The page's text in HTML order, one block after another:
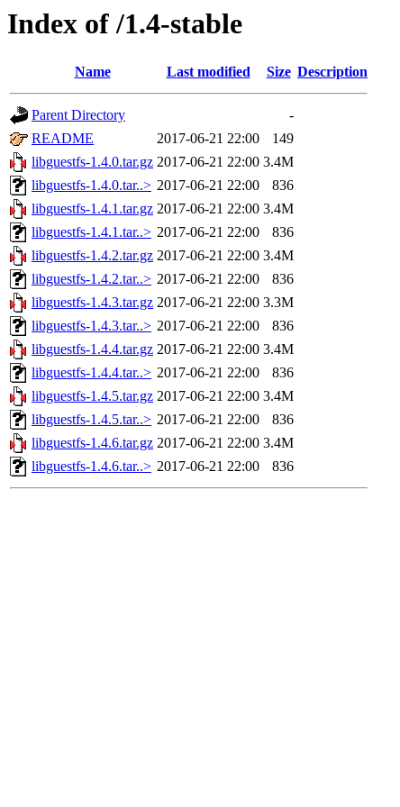
Index of /1.4-stable
Name Last modified Size Description
Parent Directory
-
README
2017-06-21 22:00
149
libguestfs-1.4.0.tar.gz 2017-06-21 22:00 3.4M
libguestfs-1.4.0.tar..> 2017-06-21 22:00
836
libguestfs-1.4.1.tar.gz 2017-06-21 22:00 3.4M
libguestfs-1.4.1.tar..> 2017-06-21 22:00
836
libguestfs-1.4.2.tar.gz 2017-06-21 22:00 3.4M
libguestfs-1.4.2.tar..> 2017-06-21 22:00
836
libguestfs-1.4.3.tar.gz 2017-06-21 22:00 3.3M
libguestfs-1.4.3.tar..> 2017-06-21 22:00
836
libguestfs-1.4.4.tar.gz 2017-06-21 22:00 3.4M
libguestfs-1.4.4.tar..> 2017-06-21 22:00
836
libguestfs-1.4.5.tar.gz 2017-06-21 22:00 3.4M
libguestfs-1.4.5.tar..> 2017-06-21 22:00
836
libguestfs-1.4.6.tar.gz 2017-06-21 22:00 3.4M
libguestfs-1.4.6.tar..> 2017-06-21 22:00 836